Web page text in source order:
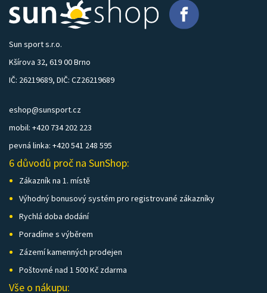
Sun sport s.r.o.
Kšírova 32, 619 00 Brno
IČ: 26219689, DIČ: CZ26219689
eshop@sunsport.cz
mobil: +420 734 202 223
pevná linka: +420 541 248 595
6 důvodů proč na SunShop:
Zákazník na 1. místě
Výhodný bonusový systém pro registrované zákazníky
Rychlá doba dodání
Poradíme s výběrem
Zázemí kamenných prodejen
Poštovné nad 1 500 Kč zdarma
Vše o nákupu: